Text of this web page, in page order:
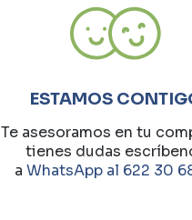
ESTAMOS
Te asesoramos en tu
tienes dudas
a WhatsApp al 622 30